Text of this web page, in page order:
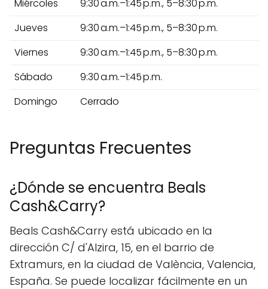
Miércoles
9:30 a.m.–1:45 p.m., 5–8:30 p.m.
Jueves
9:30 a.m.–1:45 p.m., 5–8:30 p.m.
Viernes
9:30 a.m.–1:45 p.m., 5–8:30 p.m.
Sábado
9:30 a.m.–1:45 p.m.
Domingo
Cerrado
Preguntas Frecuentes
¿Dónde se encuentra Beals
Cash&Carry?
Beals Cash&Carry está ubicado en la
dirección C/ d'Alzira, 15, en el barrio de
Extramurs, en la ciudad de València, Valencia,
España. Se puede localizar fácilmente en un